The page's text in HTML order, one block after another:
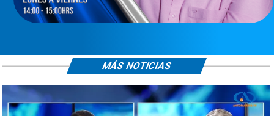
MÁS NOTICIAS